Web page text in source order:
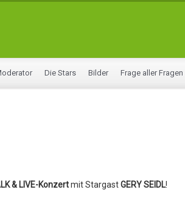
Die Stars Bilder Frage aller Fragen
& LIVE-Konzertmit StargastGERY SEIDL!